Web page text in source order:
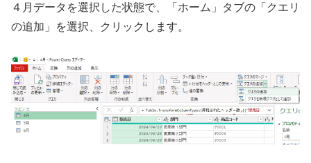
４月データを選択した状態で、「ホーム」タブの「クエリ
の追加」を選択、クリックします。